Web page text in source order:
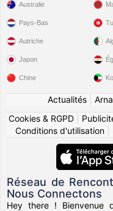
Australie
Pays-Bas
Autriche
Japon
Chine
Actualités|
Cookies & RGPD
Conditions d'utilisation|
Réseau de
Nous Connectons
Hey there ! Bienvenue